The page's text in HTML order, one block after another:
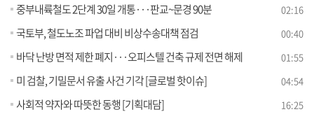
중부내륙철도 2단계 30일 개통···판교~문경 90분 02:16
국토부, 철도노조 파업 대비 비상수송대책 점검 00:40
바닥 난방 면적 제한 폐지···오피스텔 건축 규제 전면 해제 01:55
미 검찰, 기밀문서 유출 사건 기각 [글로벌 핫이슈] 04:54
사회적 약자와 따뜻한 동행 [기획대담] 16:25